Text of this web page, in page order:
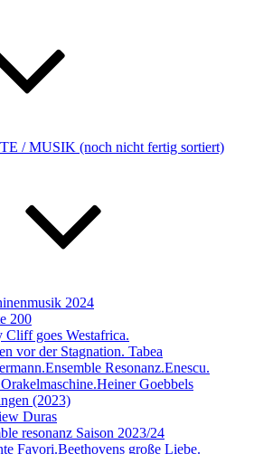
/ MUSIK (noch nicht fertig sortiert)
2024
200
Cliff goes Westafrica.
vor der Stagnation. Tabea
Resonanz.Enescu.
Goebbels
(2023)
Duras
resonanz Saison 2023/24
Favori.Beethovens große Liebe.